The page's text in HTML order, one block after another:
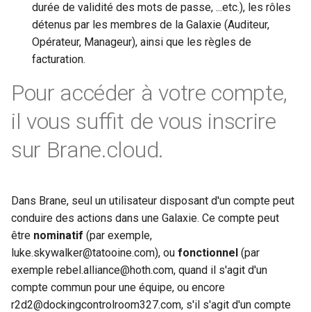
g
durée de validité des mots de passe, ...etc.), les rôles
détenus par les membres de la Galaxie (Auditeur,
Opérateur, Manageur), ainsi que les règles de
facturation.
Pour accéder à votre compte,
il vous suffit de vous inscrire
sur Brane.cloud.
Dans Brane, seul un utilisateur disposant d'un compte peut
conduire des actions dans une Galaxie. Ce compte peut
être nominatif (par exemple,
luke.skywalker@tatooine.com), ou fonctionnel (par
exemple rebel.alliance@hoth.com, quand il s'agit d'un
compte commun pour une équipe, ou encore
r2d2@dockingcontrolroom327.com, s'il s'agit d'un compte